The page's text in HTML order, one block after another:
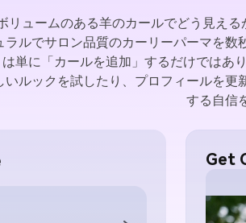
リュームのある羊のカールでどう見え
ラルでサロン品質のカーリーパーマを数
単に「カールを追加」するだけではあ
いルックを試したり、プロフィールを
する自信
Get